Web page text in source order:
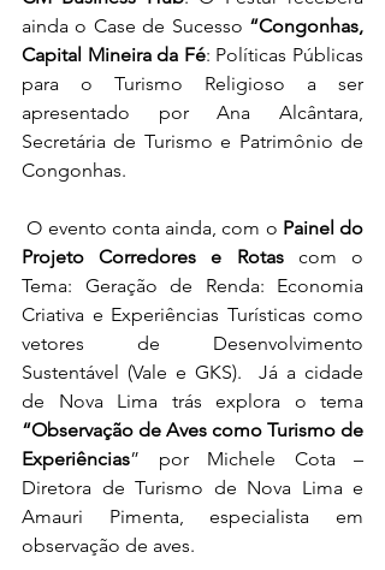
ainda o Case de Sucesso “Congonhas,
Capital Mineira da Fé: Políticas Públicas
para o Turismo Religioso a ser
apresentado por Ana Alcântara,
Secretária de Turismo e Patrimônio de
Congonhas.
O evento conta ainda, com o Painel do
Projeto Corredores e Rotas com o
Tema: Geração de Renda: Economia
Criativa e Experiências Turísticas como
vetores de Desenvolvimento
Sustentável (Vale e GKS).  Já a cidade
“Observação de Aves como Turismo de
Experiências” por Michele Cota –
Diretora de Turismo de Nova Lima e
Amauri Pimenta, especialista em
observação de aves.